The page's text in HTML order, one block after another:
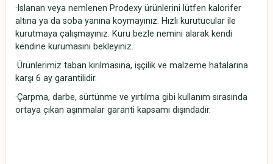
·Islanan veya nemlenen Prodexy ürünlerini lütfen kalorifer
altına ya da soba yanına koymayınız. Hızlı kurutucular ile
kurutmaya çalışmayınız. Kuru bezle nemini alarak kendi
kendine kurumasını bekleyiniz.
·Ürünlerimiz taban kırılmasına, işçilik ve malzeme hatalarına
karşı 6 ay garantilidir.
·Çarpma, darbe, sürtünme ve yırtılma gibi kullanım sırasında
ortaya çıkan aşınmalar garanti kapsamı dışındadır.